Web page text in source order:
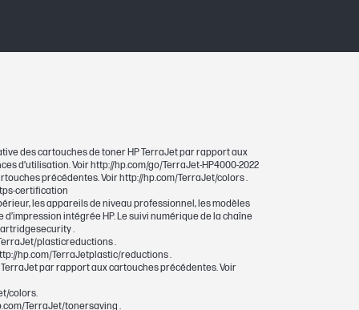
des cartouches de toner HP TerraJet par rapport aux
d’utilisation. Voir http://hp.com/go/TerraJet-HP4000-2022
précédentes. Voir http://hp.com/TerraJet/colors .
certification
les appareils de niveau professionnel, les modèles
intégrée HP. Le suivi numérique de la chaîne
.
plasticreductions .
hp.com/TerraJetplastic/reductions .
par rapport aux cartouches précédentes. Voir
colors.
TerraJet/tonersaving .